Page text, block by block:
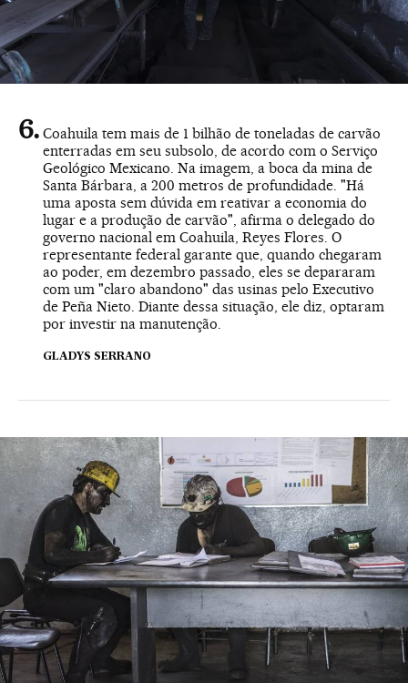
Coahuila tem mais de 1 bilhão de toneladas de carvão
enterradas em seu subsolo, de acordo com o Serviço
Geológico Mexicano. Na imagem, a boca da mina de
Santa Bárbara, a 200 metros de profundidade. "Há
uma aposta sem dúvida em reativar a economia do
lugar e a produção de carvão", afirma o delegado do
governo nacional em Coahuila, Reyes Flores. O
representante federal garante que, quando chegaram
ao poder, em dezembro passado, eles se depararam
com um "claro abandono" das usinas pelo Executivo
de Peña Nieto. Diante dessa situação, ele diz, optaram
por investir na manutenção.
GLADYS SERRANO